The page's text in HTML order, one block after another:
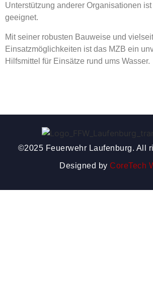
Unterstützung anderer Organisationen
geeignet.
Mit seiner robusten Bauweise und
Einsatzmöglichkeiten ist das MZB ein
Hilfsmittel für Einsätze rund ums Wasser.
©2025 Feuerwehr Laufenburg. All
Designed by CoreTech